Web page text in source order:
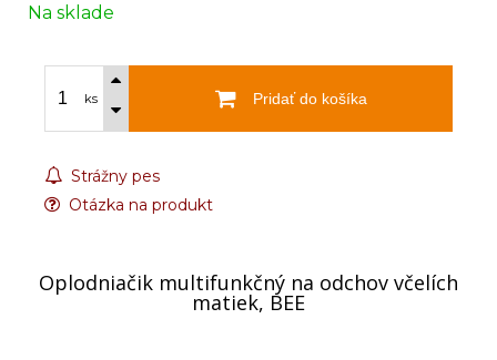
Na sklade
ks Pridať do košíka
Strážny pes
Otázka na produkt
Oplodniačik multifunkčný na odchov včelích
matiek, BEE